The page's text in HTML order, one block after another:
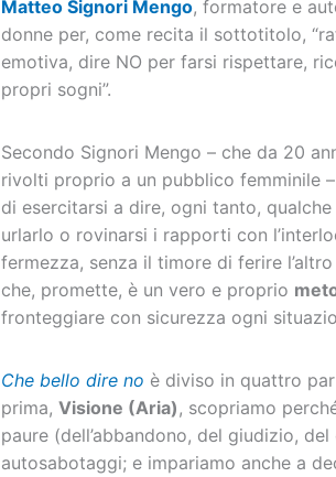
Matteo Signori Mengo, formatore e
donne per, come recita il sottotitolo,
emotiva, dire NO per farsi rispettare,
propri sogni”.
Secondo Signori Mengo – che da 20
rivolti proprio a un pubblico femminile
di esercitarsi a dire, ogni tanto,
urlarlo o rovinarsi i rapporti con
fermezza, senza il timore di ferire
che, promette, è un vero e proprio
fronteggiare con sicurezza ogni
Che bello dire no è diviso in quattro
prima, Visione (Aria) , scopriamo
paure (dell’abbandono, del giudizio,
autosabotaggi; e impariamo anche a